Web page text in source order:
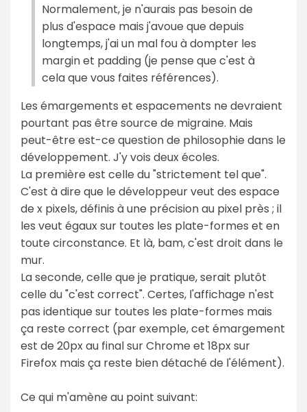
Normalement, je n'aurais pas besoin de
plus d'espace mais j'avoue que depuis
longtemps, j'ai un mal fou à dompter les
margin et padding (je pense que c'est à
cela que vous faites références).
Les émargements et espacements ne devraient
pourtant pas être source de migraine. Mais
peut-être est-ce question de philosophie dans le
développement. J'y vois deux écoles.
La première est celle du "strictement tel que".
C'est à dire que le développeur veut des espace
de x pixels, définis à une précision au pixel près ; il
les veut égaux sur toutes les plate-formes et en
toute circonstance. Et là, bam, c'est droit dans le
mur.
La seconde, celle que je pratique, serait plutôt
celle du "c'est correct". Certes, l'affichage n'est
pas identique sur toutes les plate-formes mais
ça reste correct (par exemple, cet émargement
est de 20px au final sur Chrome et 18px sur
Firefox mais ça reste bien détaché de l'élément).
Ce qui m'amène au point suivant: